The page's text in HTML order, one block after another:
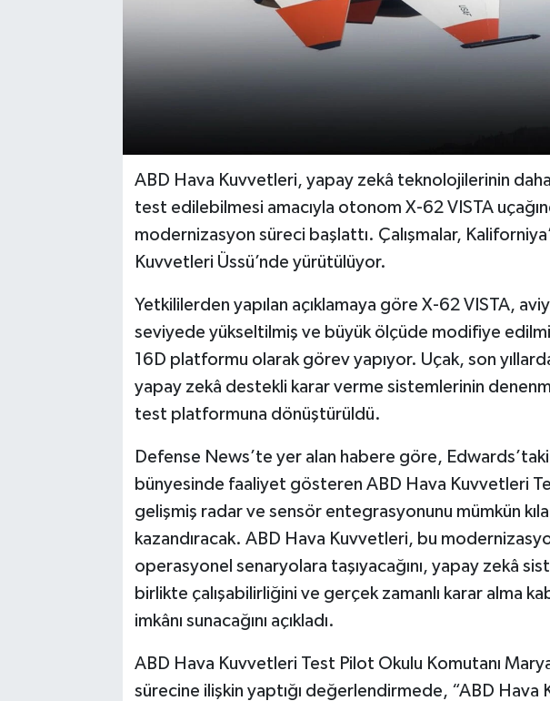
ABD Hava Kuvvetleri, yapay zekâ teknolojilerinin
test edilebilmesi amacıyla otonom X-62 VISTA
modernizasyon süreci başlattı. Çalışmalar,
Kuvvetleri Üssü’nde yürütülüyor.
Yetkililerden yapılan açıklamaya göre X-62 VISTA,
seviyede yükseltilmiş ve büyük ölçüde modifiye
16D platformu olarak görev yapıyor. Uçak, son
yapay zekâ destekli karar verme sistemlerinin
test platformuna dönüştürüldü.
Defense News’te yer alan habere göre,
bünyesinde faaliyet gösteren ABD Hava Kuvvetleri
gelişmiş radar ve sensör entegrasyonunu mümkün
kazandıracak. ABD Hava Kuvvetleri, bu
operasyonel senaryolara taşıyacağını, yapay zekâ
birlikte çalışabilirliğini ve gerçek zamanlı karar alma
imkânı sunacağını açıkladı.
ABD Hava Kuvvetleri Test Pilot Okulu Komutanı
sürecine ilişkin yaptığı değerlendirmede, “ABD